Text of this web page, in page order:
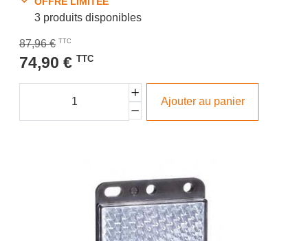
3 produits disponibles
87,96 € TTC
74,90 € TTC
Ajouter au panier